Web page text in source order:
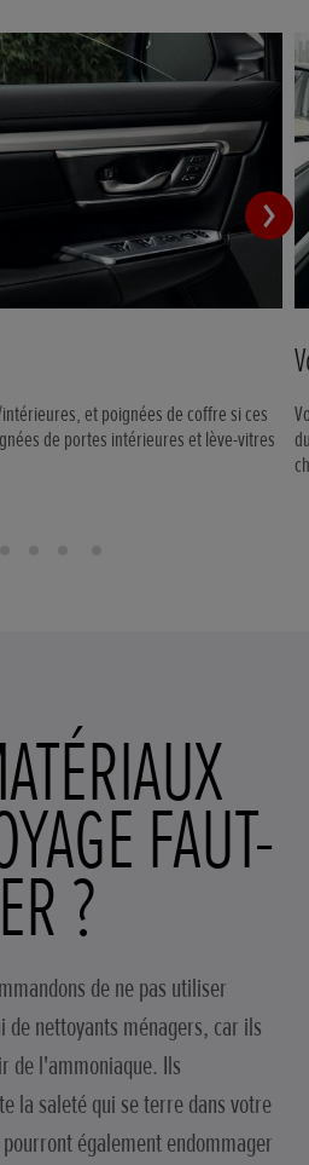
et poignées de coffre si ces
de portes intérieures et lève-vitres
FAUT-
?
de ne pas utiliser
de nettoyants ménagers, car ils
de l'ammoniaque. Ils
la saleté qui se terre dans votre
également endommager